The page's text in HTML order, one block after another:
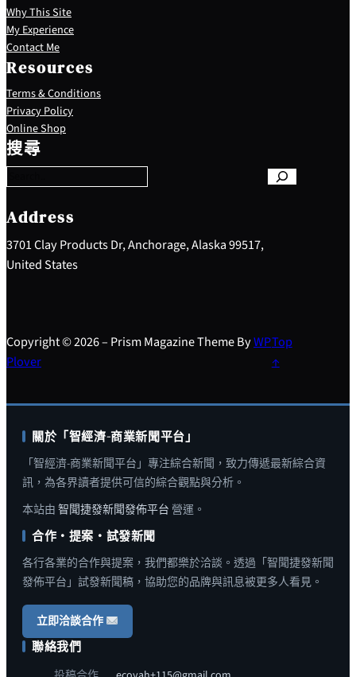
Why This Site
My Experience
Contact Me
Resources
Terms & Conditions
Privacy Policy
Online Shop
搜尋
S
e
a
c
h
Address
3701 Clay Products Dr, Anchorage, Alaska 99517,
United States
Copyright © 2026 – Prism Magazine Theme ByWP
Plover
Top
↑
關於「智經濟-商業新聞平台」
「智經濟-商業新聞平台」專注綜合新聞，致力傳遞最新綜合資
訊，為各界讀者提供可信的綜合觀點與分析。
本站由 智聞捷發新聞發佈平台 營運。
合作・提案・試發新聞
各行各業的合作與提案，我們都樂於洽談。透過「智聞捷發新聞
發佈平台」試發新聞稿，協助您的品牌與訊息被更多人看見。
立即洽談合作
聯絡我們